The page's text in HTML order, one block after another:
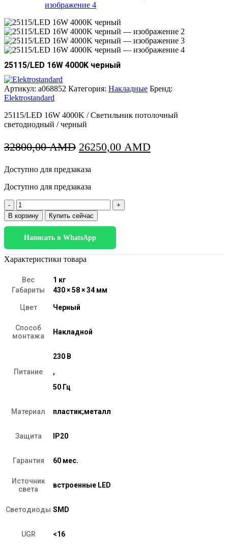
25115/LED 16W 4000K черный
Артикул: a068852 Категория: Накладные Бренд:
Elektrostandard
25115/LED 16W 4000K / Светильник потолочный
светодиодный / черный
32800,00AMD Первоначальная
составляла
32800,00 AMD.
26250,00 AMD
Доступно для предзаказа
Доступно для предзаказа
Количество
товара
25115/LED
4000K
черный
В корзину Купить сейчас
Написать в WhatsApp
Характеристики товара
Вес
1 кг
Габариты
430 × 58 × 34 мм
Цвет Черный
Способ
монтажа
Накладной
Питание
230 В
,
50 Гц
Материал пластик;металл
Защита IP20
Гарантия 60 мес.
Источник
света
встроенные LED
Светодиоды SMD
UGR <16